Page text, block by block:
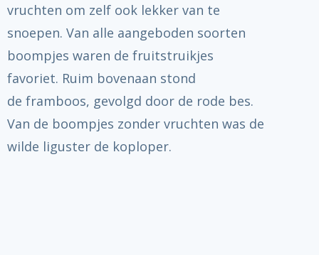
vruchten om zelf ook lekker van te
snoepen. Van alle aangeboden soorten
boompjes waren de fruitstruikjes
favoriet. Ruim bovenaan stond
de framboos, gevolgd door de rode bes.
Van de boompjes zonder vruchten was de
wilde liguster de koploper.